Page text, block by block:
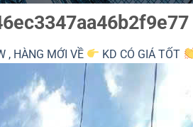
, HÀNG MỚI VỀ KD CÓ GIÁ TỐT